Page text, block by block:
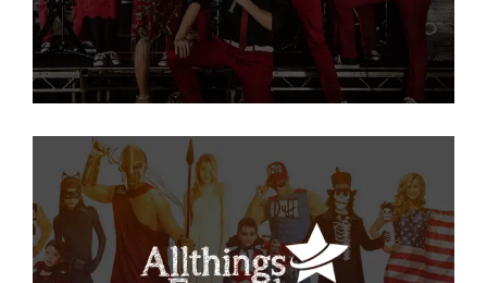
SEO ·WEB
All Things Fancy Dress